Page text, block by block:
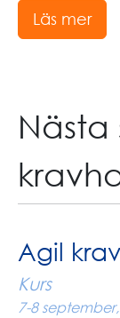
Läs mer
Nästa
Agil
Kurs
7-8